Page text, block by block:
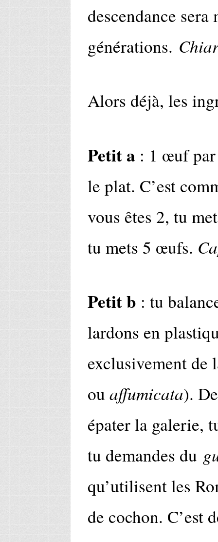
descendance
générations.
Alors déjà, les
Petit a : 1 œuf
le plat. C’est
vous êtes 2, tu
tu mets 5 œufs.
Petit b : tu
lardons en
exclusivement de
ou affumicata).
épater la galerie,
tu demandes du
qu’utilisent les
de cochon. C’est